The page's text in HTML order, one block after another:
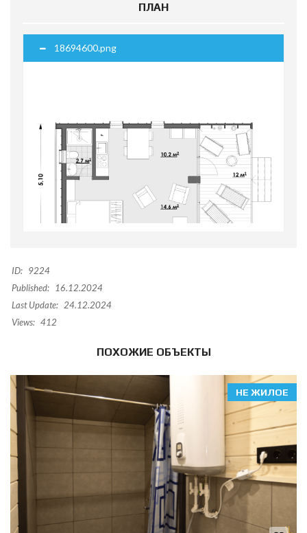
ПЛАН
18694600.png
ID: 9224
Published:
16.12.2024
Last Update: 24.12.2024
Views: 412
ПОХОЖИЕ ОБЪЕКТЫ
НЕ ЖИЛОЕ